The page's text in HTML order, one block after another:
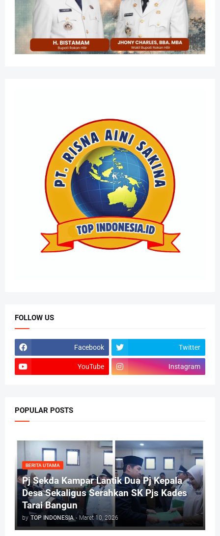
FOLLOW US
Facebook Twitter
YouTube Instagram
POPULAR POSTS
BERITA UTAMA
Pj Sekda Kampar Lantik Dua Pj Kepala
Desa Sekaligus Serahkan SK Pjs Kades
Tarai Bangun
by TOP INDONESIA - Maret 10, 2026